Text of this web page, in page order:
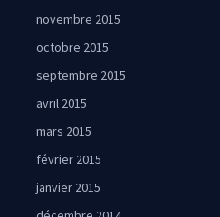
novembre 2015
octobre 2015
septembre 2015
avril 2015
mars 2015
février 2015
janvier 2015